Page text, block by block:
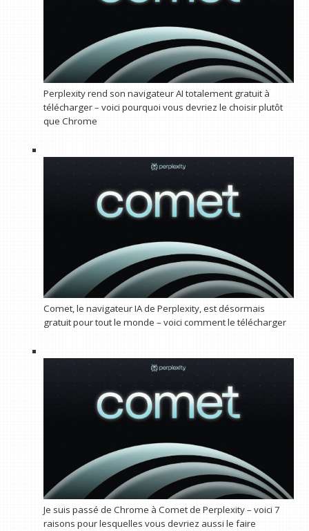
Perplexity rend son navigateur AI totalement gratuit à
télécharger – voici pourquoi vous devriez le choisir plutôt
que Chrome
Comet, le navigateur IA de Perplexity, est désormais
gratuit pour tout le monde – voici comment le télécharger
Je suis passé de Chrome à Comet de Perplexity – voici 7
raisons pour lesquelles vous devriez aussi le faire